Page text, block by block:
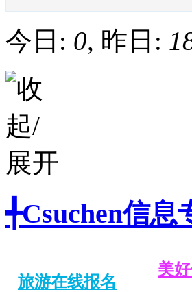
今日: 0, 昨日:
╃Csuchen信
旅游在线报名
美